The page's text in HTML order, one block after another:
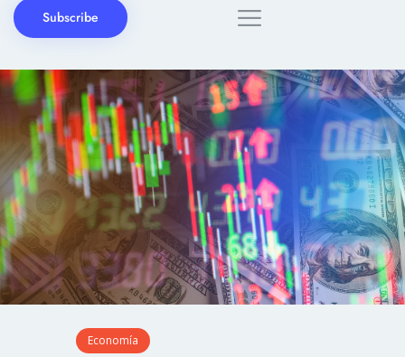
Subscribe
Economía